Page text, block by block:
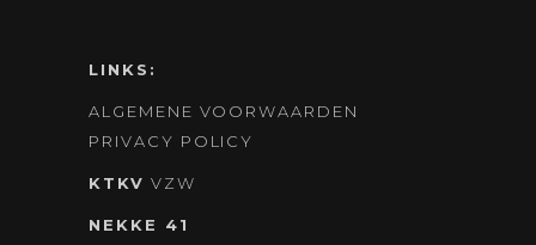
LINKS:
ALGEMENE VOORWAARDEN
PRIVACY POLICY
KTKV VZW
NEKKE 41